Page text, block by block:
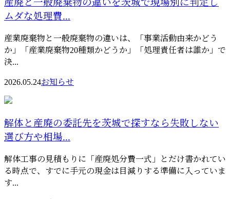
産廃と一般廃棄物の違いを茨城で現場別に判定し
ムダな処理費...
産業廃棄物と一般廃棄物の違いは、「事業活動由来かどう
か」「産業廃棄物20種類かどうか」「処理責任者は誰か」で
決...
2026.05.24お知らせ
解体と産廃の委託先を茨城で探すなら失敗しない
選び方や相場...
解体工事の見積もりに「産廃処分費一式」とだけ書かれてい
る時点で、すでに手元の現金は目減りする準備に入っていま
す...